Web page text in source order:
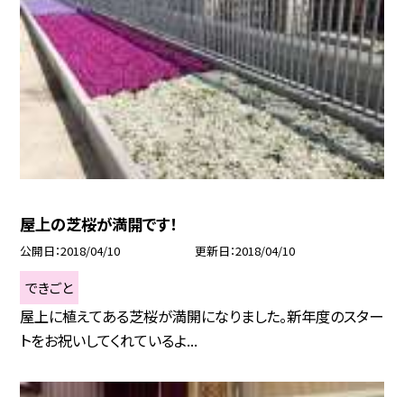
屋上の芝桜が満開です！
公開日 2018/04/10 更新日 2018/04/10
できごと
屋上に植えてある芝桜が満開になりました。新年度のスター
トをお祝いしてくれているよ...